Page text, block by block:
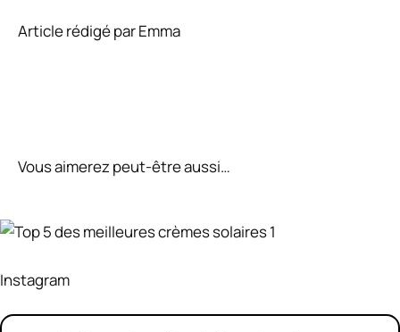
Article rédigé par Emma
Vous aimerez peut-être aussi…
Instagram